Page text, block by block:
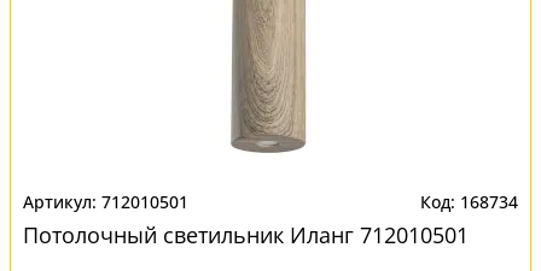
712010501 168734
Потолочный светильник Иланг 712010501